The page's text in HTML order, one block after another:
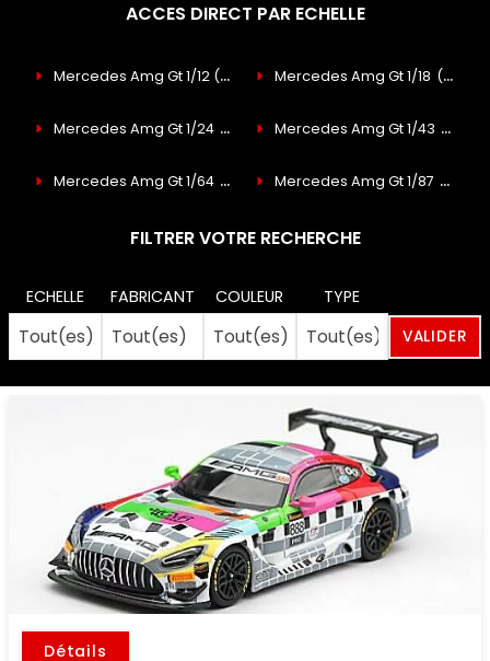
ACCES DIRECT PAR ECHELLE
Mercedes Amg Gt 1/12 (4) Mercedes Amg Gt 1/18 (113)
Mercedes Amg Gt 1/24 (14) Mercedes Amg Gt 1/43 (187)
Mercedes Amg Gt 1/64 (39) Mercedes Amg Gt 1/87 (21)
FILTRER VOTRE RECHERCHE
ECHELLE FABRICANT COULEUR TYPE
Détails